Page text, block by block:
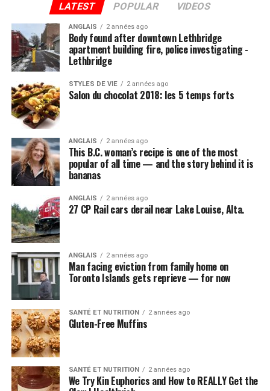
LATEST POPULAR VIDEOS
ANGLAIS 2 années ago
Body found after downtown Lethbridge
apartment building fire, police investigating -
Lethbridge
STYLES DE VIE 2 années ago
Salon du chocolat 2018: les 5 temps forts
ANGLAIS 2 années ago
This B.C. woman’s recipe is one of the most
popular of all time — and the story behind it is
bananas
ANGLAIS 2 années ago
27 CP Rail cars derail near Lake Louise, Alta.
ANGLAIS 2 années ago
Man facing eviction from family home on
Toronto Islands gets reprieve — for now
SANTÉ ET NUTRITION 2 années ago
Gluten-Free Muffins
SANTÉ ET NUTRITION 2 années ago
We Try Kin Euphorics and How to REALLY Get the